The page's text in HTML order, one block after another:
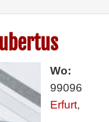
Wo:
99096
Erfurt,